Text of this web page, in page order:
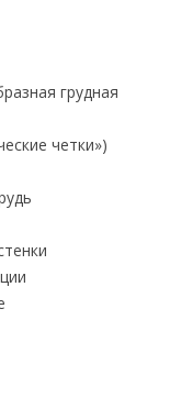
грудная
четки»)